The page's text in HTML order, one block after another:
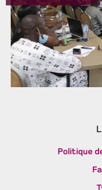
Politique